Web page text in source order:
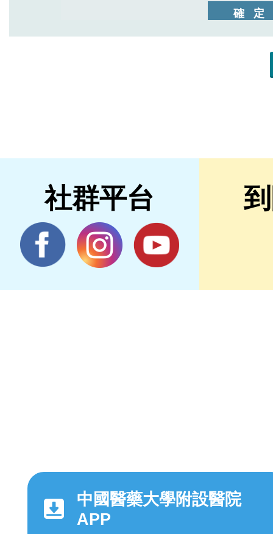
社群平台
中國醫藥大學附設醫院
APP